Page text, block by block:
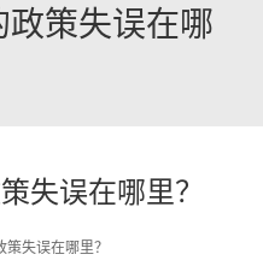
策失误在哪
失误在哪里？
失误在哪里？